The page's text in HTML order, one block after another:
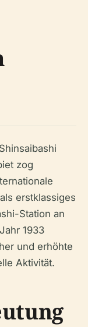
zog
erstklassiges
Station an
1933
und erhöhte
Aktivität.